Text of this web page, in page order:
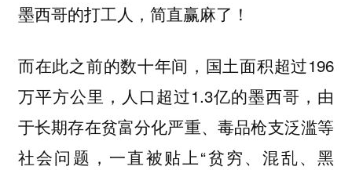
墨西哥的打工人，简直赢麻了！
而在此之前的数十年间，国土面积超过196
万平方公里，人口超过1.3亿的墨西哥，由
于长期存在贫富分化严重、毒品枪支泛滥等
社会问题，一直被贴上“贫穷、混乱、黑